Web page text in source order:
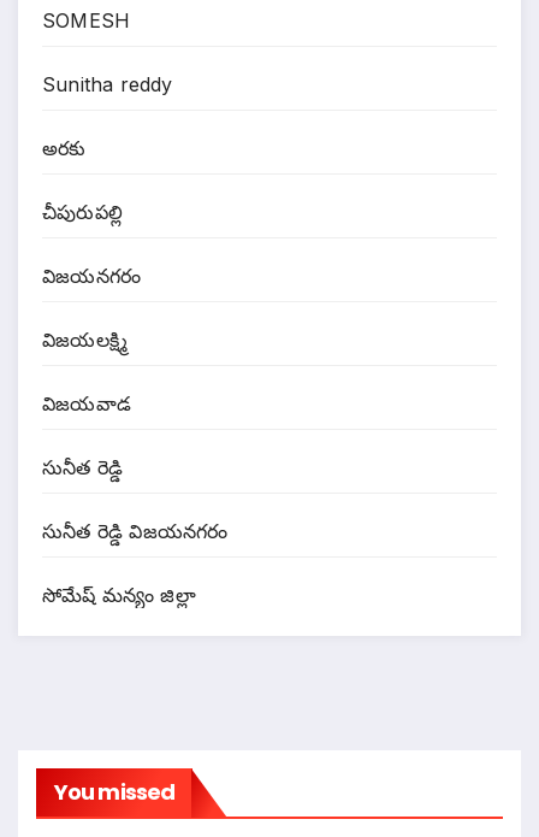
SOMESH
Sunitha reddy
అరకు
చీపురుపల్లి
విజయనగరం
విజయలక్ష్మి
విజయవాడ
సునీత రెడ్డి
సునీత రెడ్డి విజయనగరం
సోమేష్ మన్యం జిల్లా
You missed